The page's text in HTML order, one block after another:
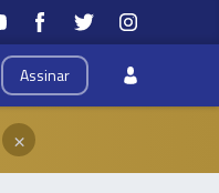
Assinar
×